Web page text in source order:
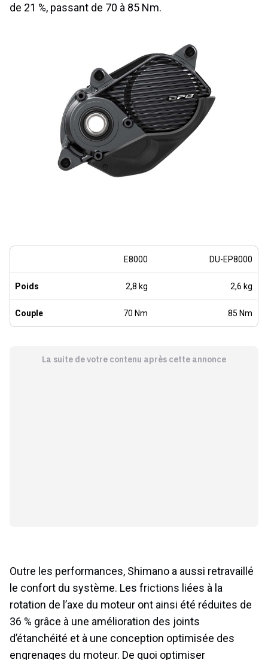
de 21 %, passant de 70 à 85 Nm.
E8000 DU-EP8000
Poids 2,8 kg 2,6 kg
Couple 70 Nm 85 Nm
La suite de votre contenu après cette annonce
Outre les performances, Shimano a aussi retravaillé
le confort du système. Les frictions liées à la
rotation de l’axe du moteur ont ainsi été réduites de
36 % grâce à une amélioration des joints
d’étanchéité et à une conception optimisée des
engrenages du moteur. De quoi optimiser